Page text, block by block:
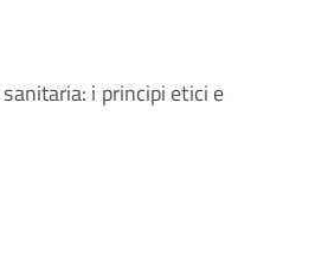
i principi etici e